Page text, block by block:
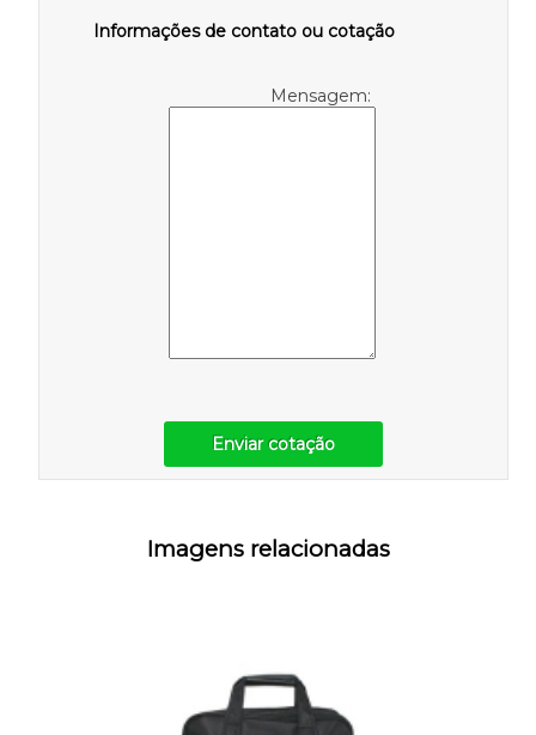
Informações de contato ou cotação
Mensagem:
Enviar cotação
Imagens relacionadas